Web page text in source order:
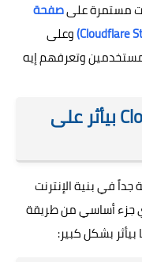
صفحة
وعلى
وتعرفهم إيه
ليه انقطاع خدمة Cloudflare بيأثر على
في بنية الإنترنت
جزء أساسي من طريقة
بشكل كبير: